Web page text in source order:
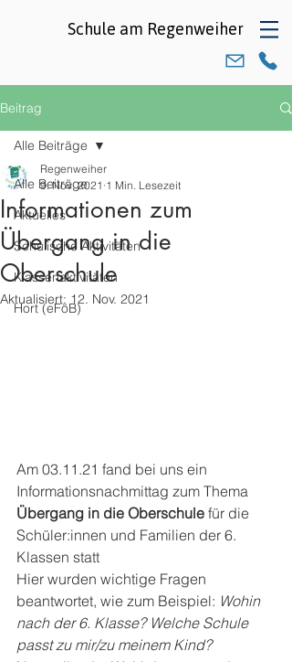
Schule am Regenweiher
Beitrag
Alle Beiträge
Aktuelles
Schulische Aktivitäten
Klassenaktivitäten
Hort (eFöB)
Alle Beiträge
Informationen zum
Übergang in die
Oberschule
Regenweiher
9. Nov. 2021 1 Min. Lesezeit
Aktualisiert: 12. Nov. 2021
Am 03.11.21 fand bei uns ein
Informationsnachmittag zum Thema
Übergang in die Oberschule für die
Schüler:innen und Familien der 6.
Klassen statt
Hier wurden wichtige Fragen
beantwortet, wie zum Beispiel: Wohin
nach der 6. Klasse? Welche Schule
passt zu mir/zu meinem Kind?